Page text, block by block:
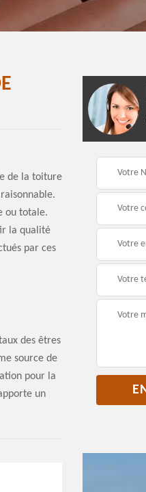
de la toiture
ou totale.
la qualité
par ces
des êtres
source de
pour la
un